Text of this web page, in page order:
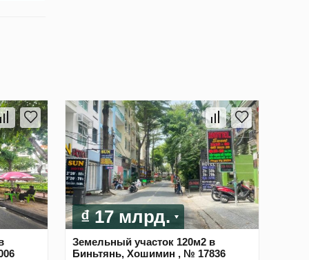
₫ 17 млрд.
Земельный участок 120м2 в
Биньтянь, Хошимин , № 17836